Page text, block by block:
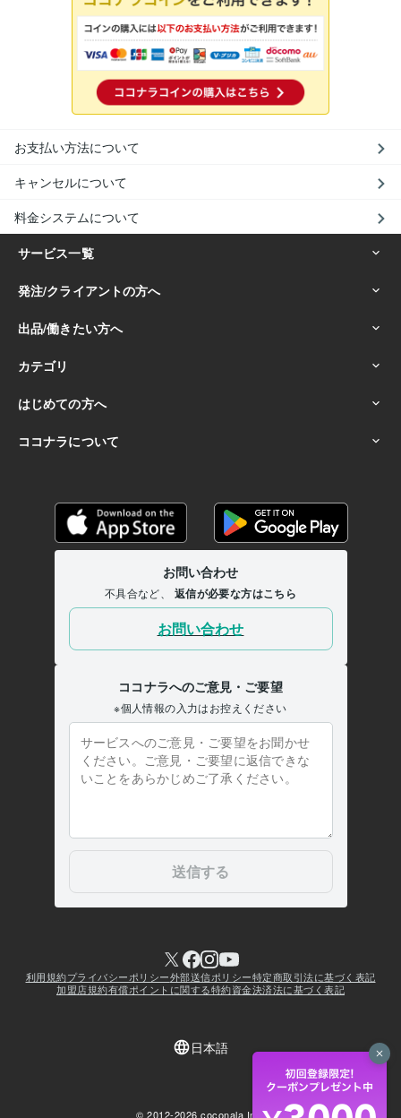
お支払い方法について
キャンセルについて
料金システムについて